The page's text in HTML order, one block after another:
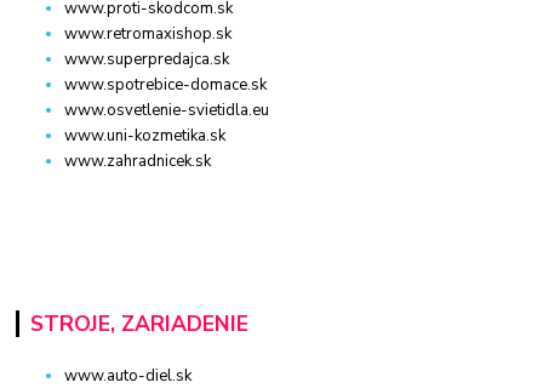
www.proti-skodcom.sk
www.retromaxishop.sk
www.superpredajca.sk
www.spotrebice-domace.sk
www.osvetlenie-svietidla.eu
www.uni-kozmetika.sk
www.zahradnicek.sk
STROJE, ZARIADENIE
www.auto-diel.sk